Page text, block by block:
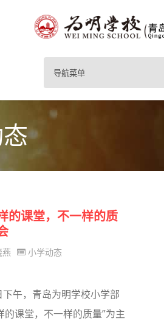
导航菜单
的课堂，不一样的质
燕 小学动态
午，青岛为明学校小学部
的课堂，不一样的质量”为主